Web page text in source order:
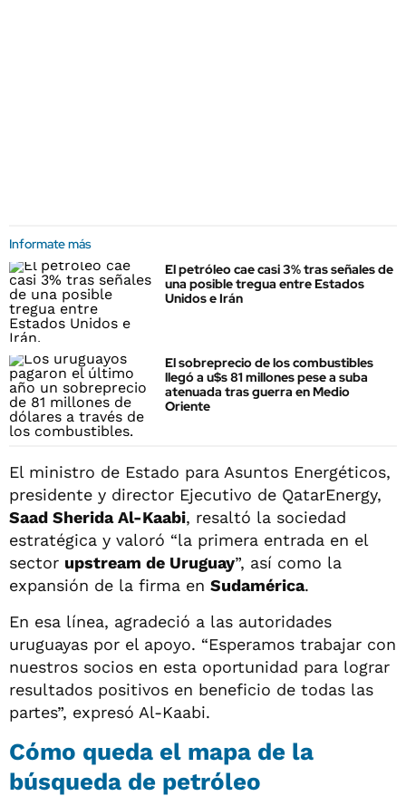
Informate más
El petróleo cae casi 3% tras señales de
una posible tregua entre Estados
Unidos e Irán
El sobreprecio de los combustibles
llegó a u$s 81 millones pese a suba
atenuada tras guerra en Medio
Oriente
El ministro de Estado para Asuntos Energéticos,
presidente y director Ejecutivo de QatarEnergy,
Saad Sherida Al-Kaabi, resaltó la sociedad
estratégica y valoró “la primera entrada en el
sector upstream de Uruguay”, así como la
expansión de la firma en Sudamérica.
En esa línea, agradeció a las autoridades
uruguayas por el apoyo. “Esperamos trabajar con
nuestros socios en esta oportunidad para lograr
resultados positivos en beneficio de todas las
partes”, expresó Al-Kaabi.
Cómo queda el mapa de la
búsqueda de petróleo